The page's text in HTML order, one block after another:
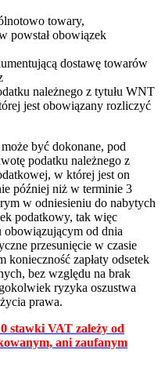
towary,
powstał obowiązek
dostawę towarów
należnego z tytułu WNT
jest obowiązany rozliczyć
być dokonane, pod
podatku należnego z
w której jest on
później niż w terminie 3
w odniesieniu do nabytych
podatkowy, tak więc
od dnia
przesunięcie w czasie
zapłaty odsetek
bez względu na brak
ryzyka oszustwa
prawa.
stawki VAT zależy od
ani zaufanym